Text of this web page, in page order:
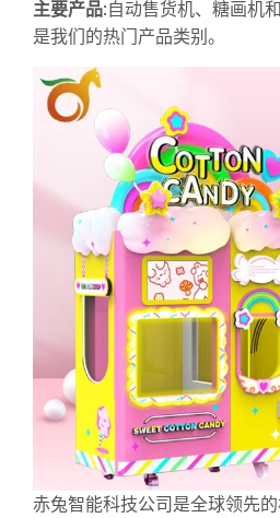
主要产品:自动售货机、糖画机
是我们的热门产品类别。
赤兔智能科技公司是全球领先